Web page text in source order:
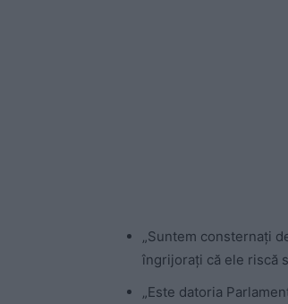
„Suntem consternaţi
îngrijoraţi că ele riscă
„Este datoria